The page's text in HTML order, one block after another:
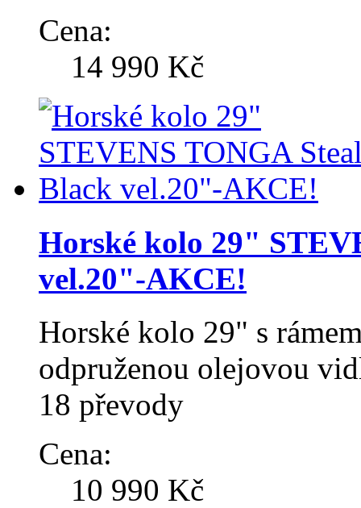
Cena:
14 990 Kč
Horské kolo 29"
vel.20"-AKCE!
Horské kolo 29" s
odpruženou olejovou
18 převody
Cena:
10 990 Kč